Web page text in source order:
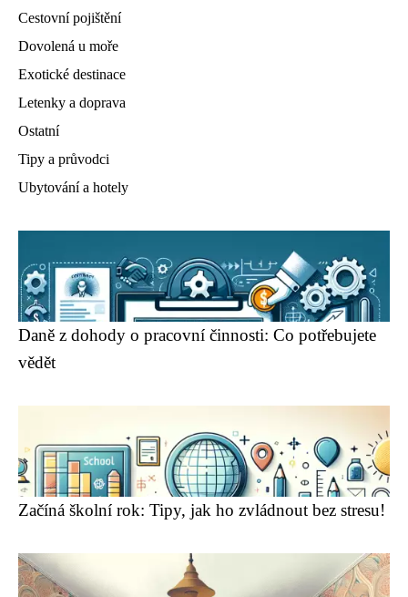
Cestovní pojištění
Dovolená u moře
Exotické destinace
Letenky a doprava
Ostatní
Tipy a průvodci
Ubytování a hotely
Daně z dohody o pracovní činnosti: Co potřebujete
vědět
Začíná školní rok: Tipy, jak ho zvládnout bez stresu!